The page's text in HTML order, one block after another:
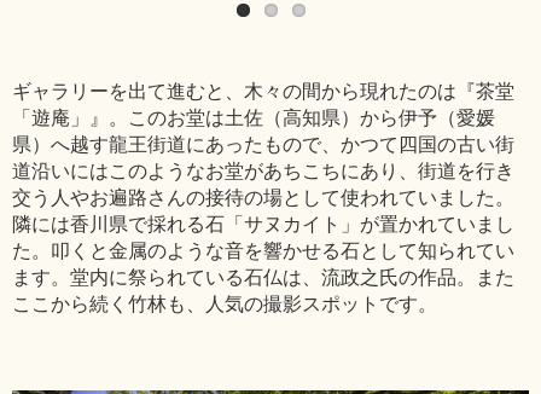
ギャラリーを出て進むと、木々の間から現れたのは『茶堂
「遊庵」』。このお堂は土佐（高知県）から伊予（愛媛
県）へ越す龍王街道にあったもので、かつて四国の古い街
道沿いにはこのようなお堂があちこちにあり、街道を行き
交う人やお遍路さんの接待の場として使われていました。
隣には香川県で採れる石「サヌカイト」が置かれていまし
た。叩くと金属のような音を響かせる石として知られてい
ます。堂内に祭られている石仏は、流政之氏の作品。また
ここから続く竹林も、人気の撮影スポットです。